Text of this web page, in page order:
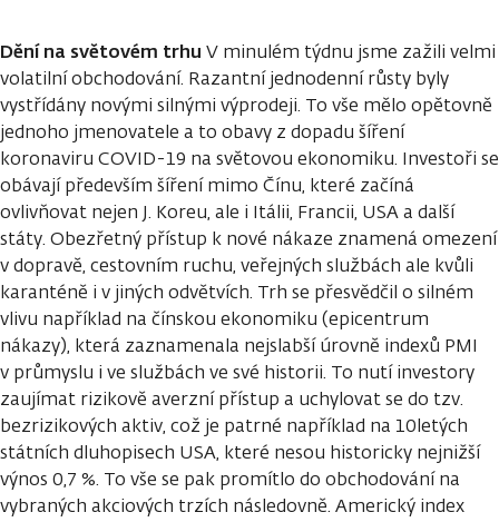
Dění na světovém trhu V minulém týdnu jsme zažili velmi
volatilní obchodování. Razantní jednodenní růsty byly
vystřídány novými silnými výprodeji. To vše mělo opětovně
jednoho jmenovatele a to obavy z dopadu šíření
koronaviru COVID-19 na světovou ekonomiku. Investoři se
obávají především šíření mimo Čínu, které začíná
ovlivňovat nejen J. Koreu, ale i Itálii, Francii, USA a další
státy. Obezřetný přístup k nové nákaze znamená omezení
v dopravě, cestovním ruchu, veřejných službách ale kvůli
karanténě i v jiných odvětvích. Trh se přesvědčil o silném
vlivu například na čínskou ekonomiku (epicentrum
nákazy), která zaznamenala nejslabší úrovně indexů PMI
v průmyslu i ve službách ve své historii. To nutí investory
zaujímat rizikově averzní přístup a uchylovat se do tzv.
bezrizikových aktiv, což je patrné například na 10letých
státních dluhopisech USA, které nesou historicky nejnižší
výnos 0,7 %. To vše se pak promítlo do obchodování na
vybraných akciových trzích následovně. Americký index